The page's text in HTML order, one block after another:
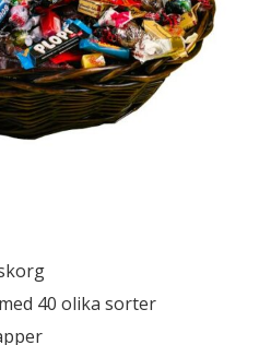
40 olika sorter